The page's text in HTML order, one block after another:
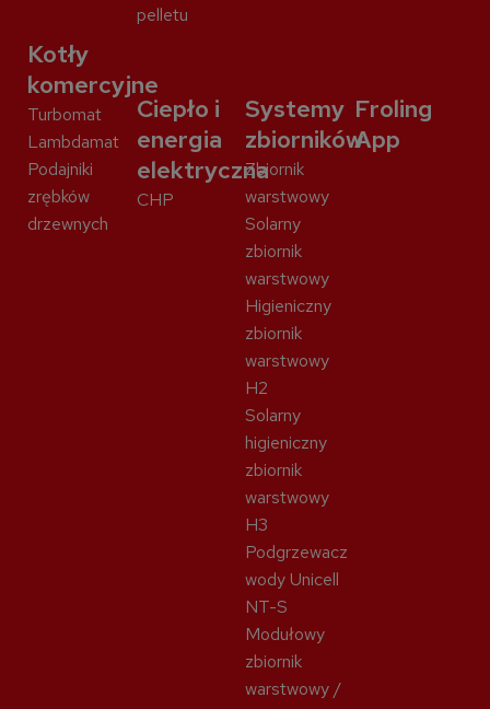
pelletu
Kotły
komercyjne
Turbomat
Lambdamat
Podajniki
zrębków
drzewnych
Ciepło i
energia
elektryczna
CHP
Systemy
zbiorników
Zbiornik
warstwowy
Solarny
zbiornik
warstwowy
Higieniczny
zbiornik
warstwowy
H2
Solarny
higieniczny
zbiornik
warstwowy
H3
Podgrzewacz
wody Unicell
NT-S
Modułowy
zbiornik
warstwowy /
Froling
App